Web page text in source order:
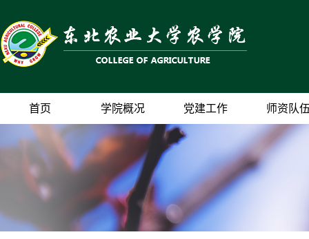
首页 学院概况 党建工作 师资队